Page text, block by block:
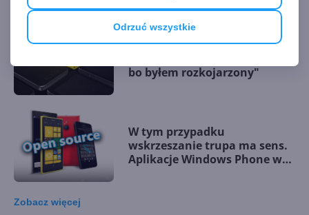
Odrzuć wszystkie
Bill Gates ponownie o porażce
bo byłem rozkojarzony"
W tym przypadku
wskrzeszanie trupa ma sens.
Aplikacje Windows Phone w
Zobacz więcej